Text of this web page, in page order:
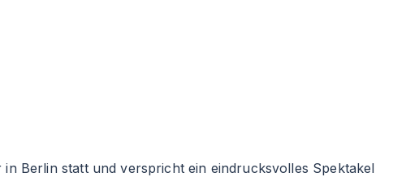
Berlin statt und verspricht ein eindrucksvolles Spektakel